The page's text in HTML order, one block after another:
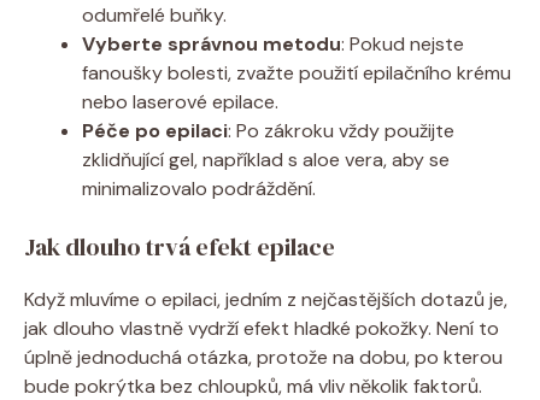
odumřelé buňky.
Vyberte správnou metodu: Pokud nejste
fanoušky bolesti, zvažte použití epilačního krému
nebo laserové epilace.
Péče po epilaci: Po zákroku vždy použijte
zklidňující gel, například s aloe vera, aby se
minimalizovalo podráždění.
Jak dlouho trvá efekt epilace
Když mluvíme o epilaci, jedním z nejčastějších dotazů je,
jak dlouho vlastně vydrží efekt hladké pokožky. Není to
úplně jednoduchá otázka, protože na dobu, po kterou
bude pokrýtka bez chloupků, má vliv několik faktorů.